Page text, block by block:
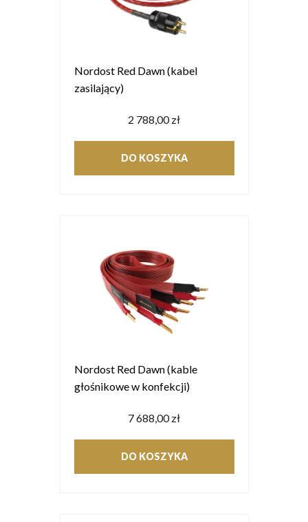
Nordost Red Dawn (kabel
zasilający)
2 788,00 zł
DO KOSZYKA
Nordost Red Dawn (kable
głośnikowe w konfekcji)
7 688,00 zł
DO KOSZYKA